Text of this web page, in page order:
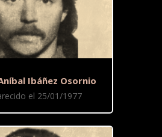
Ibáñez Osornio
el 25/01/1977